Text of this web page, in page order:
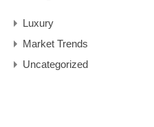
Luxury
Market Trends
Uncategorized